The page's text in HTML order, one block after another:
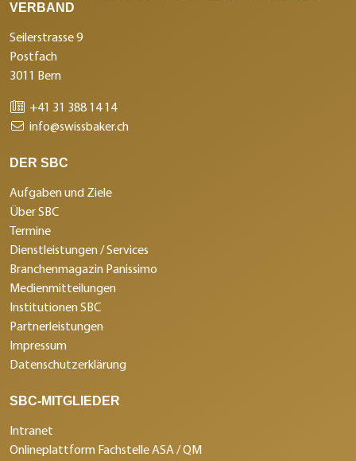
VERBAND
Seilerstrasse 9
Postfach
3011 Bern
+41 31 388 14 14
info@swissbaker.ch
DER SBC
Aufgaben und Ziele
Über SBC
Termine
Dienstleistungen / Services
Branchenmagazin Panissimo
Medienmitteilungen
Institutionen SBC
Partnerleistungen
Impressum
Datenschutzerklärung
SBC-MITGLIEDER
Intranet
Onlineplattform Fachstelle ASA / QM